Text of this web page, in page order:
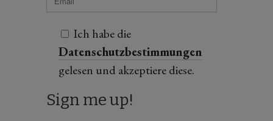
Ich habe die
Datenschutzbestimmungen
gelesen und akzeptiere diese.